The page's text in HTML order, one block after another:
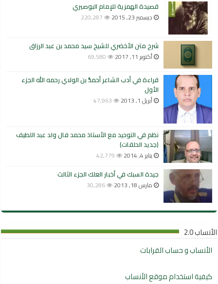
قصيدة الهمزية للإمام البوصيري
ديسمبر 23, 2015 220,287
شرح متن الأخضري للشيخ سيد محمد بن عبد الرزاق
أكتوبر 11, 2017 69,580
قراءة في أدب الشاعر أحمدُّ بن الولاي رحمه الله الجزء
الأول
أبريل 1, 2013 47,963
نظم في التوحيد مع الأستاذ محمد فال ولد عبد اللطيف
(جديد الحلقات)
يناير 4, 2014 42,779
جيدة السبك في أخبار العلك الجزء الثالث
مارس 18, 2013 30,286
الأنساب 2.0
الأنساب و حساب القرابات
كيفية استخدام موقع الأنساب